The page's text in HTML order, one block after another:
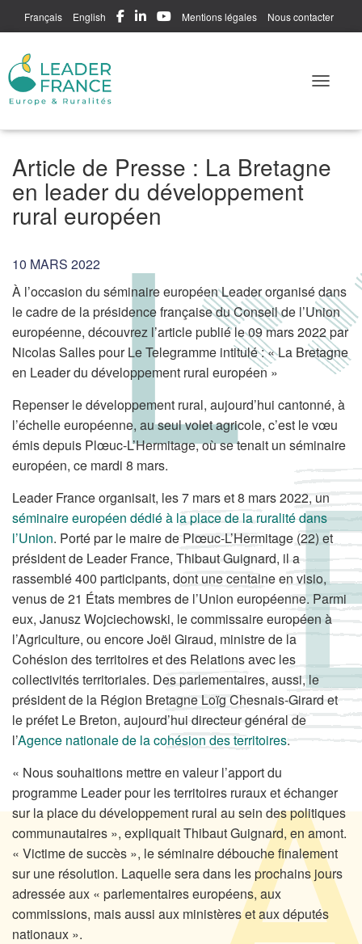
Français English Mentions légales Nous contacter
Article de Presse : La Bretagne
en leader du développement
rural européen
10 MARS 2022
À l’occasion du séminaire européen Leader organisé dans
le cadre de la présidence française du Conseil de l’Union
européenne, découvrez l’article publié le 09 mars 2022 par
Nicolas Salles pour Le Telegramme intitulé : « La Bretagne
en Leader du développement rural européen »
Repenser le développement rural, aujourd’hui cantonné, à
l’échelle européenne, au seul volet agricole, c’est le vœu
émis depuis Plœuc-L’Hermitage, où se tenait un séminaire
européen, ce mardi 8 mars.
Leader France organisait, les 7 mars et 8 mars 2022, un
séminaire européen dédié à la place de la ruralité dans
l’Union. Porté par le maire de Plœuc-L’Hermitage (22) et
président de Leader France, Thibaut Guignard, il a
rassemblé 400 participants, dont une centaine en visio,
venus de 21 États membres de l’Union européenne. Parmi
eux, Janusz Wojciechowski, le commissaire européen à
l’Agriculture, ou encore Joël Giraud, ministre de la
Cohésion des territoires et des Relations avec les
collectivités territoriales. Des parlementaires, aussi, le
président de la Région Bretagne Loïg Chesnais-Girard et
le préfet Le Breton, aujourd’hui directeur général de
l’Agence nationale de la cohésion des territoires.
« Nous souhaitions mettre en valeur l’apport du
programme Leader pour les territoires ruraux et échanger
sur la place du développement rural au sein des politiques
communautaires », expliquait Thibaut Guignard, en amont.
« Victime de succès », le séminaire débouche finalement
sur une résolution. Laquelle sera dans les prochains jours
adressée aux « parlementaires européens, aux
commissions, mais aussi aux ministères et aux députés
nationaux ».